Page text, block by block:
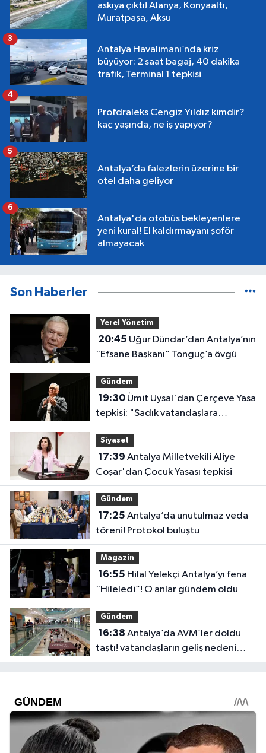
askıya çıktı! Alanya, Konyaaltı,
Muratpaşa, Aksu
Antalya Havalimanı’nda kriz
büyüyor: 2 saat bagaj, 40 dakika
trafik, Terminal 1 tepkisi
3
Profdraleks Cengiz Yıldız kimdir?
kaç yaşında, ne iş yapıyor?
4
Antalya’da falezlerin üzerine bir
otel daha geliyor
5
Antalya'da otobüs bekleyenlere
yeni kural! El kaldırmayanı şoför
almayacak
6
Son Haberler
Yerel Yönetim
20:45
“Efsane Başkanı” Tonguç’a övgü
Gündem
19:30Ümit Uysal'dan Çerçeve Yasa
tepkisi: "Sadık vatandaşlara
haksızlık"
Siyaset
17:39
Coşar'dan Çocuk Yasası tepkisi
Gündem
17:25
töreni! Protokol buluştu
Magazin
16:55
“Hileledi”! O anlar gündem oldu
Gündem
16:38
taştı! vatandaşların geliş nedeni
farklı çıktı